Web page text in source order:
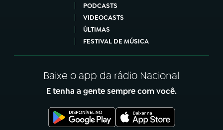
PODCASTS
VIDEOCASTS
ÚLTIMAS
FESTIVAL DE MÚSICA
Baixe o app da rádio Nacional
E tenha a gente sempre com você.